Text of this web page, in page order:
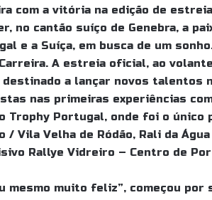
com a vitória na edição de
no cantão suíço de Genebra, a
e a Suíça, em busca de um
A estreia oficial, ao
destinado a lançar novos talentos
nas primeiras experiências
Trophy Portugal, onde foi o
/ Vila Velha de Ródão, Rali da
Rallye Vidreiro – Centro de
mesmo muito feliz”, começou por